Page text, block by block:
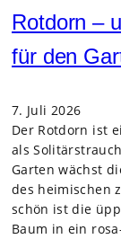
Rotdorn –
für den
7. Juli 2026
Der Rot­dorn ist
als
Gar­ten wächst
des hei­mi­schen
schön ist die
Baum in ein